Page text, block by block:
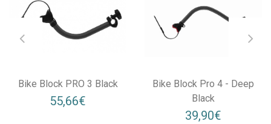
Bike Block PRO 3 Black
55,66€
Bike Block Pro 4 - Deep
Black
39,90€